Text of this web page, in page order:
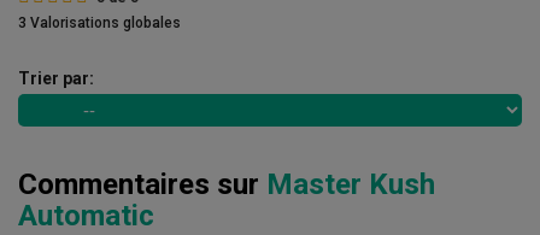
3 Valorisations globales
Trier par:
Commentaires sur Master Kush
Automatic